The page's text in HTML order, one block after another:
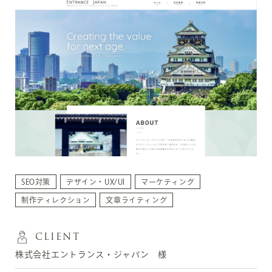
SEO対策 デザイン・UX/UI マーケティング
制作ディレクション 文章ライティング
CLIENT
株式会社エントランス・ジャパン 様